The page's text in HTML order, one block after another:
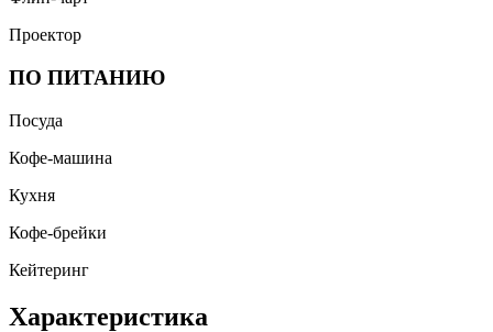
Проектор
ПО ПИТАНИЮ
Посуда
Кофе-машина
Кухня
Кофе-брейки
Кейтеринг
Характеристика